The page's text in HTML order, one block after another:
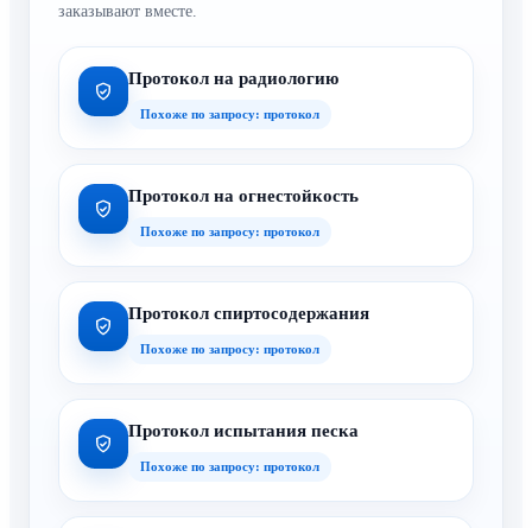
Похоже по запросу: протокол
Протокол на огнестойкость
Протокол спиртосодержания
Протокол испытания песка
Испытание сухой строительной смеси